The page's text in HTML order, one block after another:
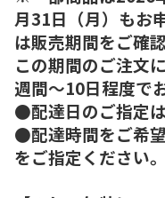
月31日（月）もお
は販売期間をご確
この期間のご注文
週間～10日程度で
●配達日のご指定は
●配達時間をご希
をご指定ください。